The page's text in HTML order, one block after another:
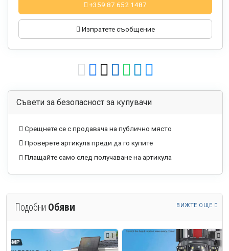
+359 87 652 1487
Изпратете съобщение
Съвети за безопасност за купувачи
Срещнете се с продавача на публично място
Проверете артикула преди да го купите
Плащайте само след получаване на артикула
Подобни Обяви ВИЖТЕ ОЩЕ
1